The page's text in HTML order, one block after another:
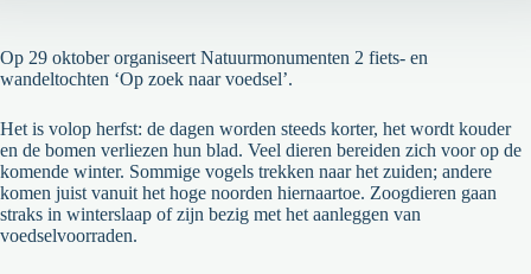
Op 29 oktober organiseert Natuurmonumenten 2 fiets- en
wandeltochten ‘Op zoek naar voedsel’.
Het is volop herfst: de dagen worden steeds korter, het wordt kouder
en de bomen verliezen hun blad. Veel dieren bereiden zich voor op de
komende winter. Sommige vogels trekken naar het zuiden; andere
komen juist vanuit het hoge noorden hiernaartoe. Zoogdieren gaan
straks in winterslaap of zijn bezig met het aanleggen van
voedselvoorraden.